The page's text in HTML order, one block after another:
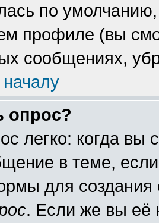
по
профиле (вы
сообщениях,
опрос?
легко: когда вы
в теме,
для
. Если же вы её